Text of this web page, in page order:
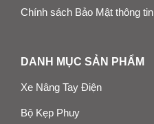
Chính sách Bảo Mật thông tin
DANH MỤC SẢN PHẨM
Xe Nâng Tay Điện
Bộ Kẹp Phuy